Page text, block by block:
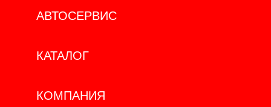
АВТОСЕРВИС
КАТАЛОГ
КОМПАНИЯ